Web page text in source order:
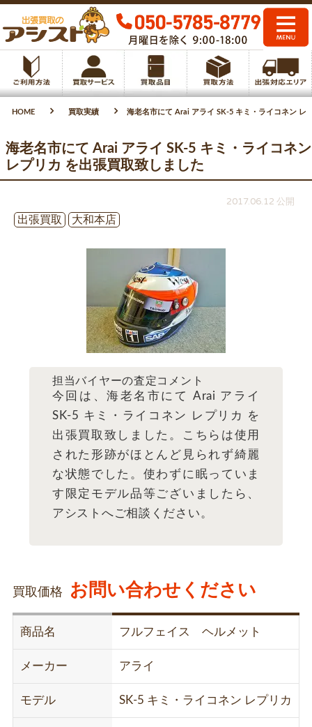
HOME 買取実績 海老名市にて Arai アライ SK-5 キミ・ライコネン レ
海老名市にて Arai アライ SK-5 キミ・ライコネン
レプリカ を出張買取致しました
2017.06.12 公開
出張買取
大和本店
担当バイヤーの査定コメント
今回は、海老名市にて Arai アライ
SK-5 キミ・ライコネン レプリカ を
出張買取致しました。こちらは使用
された形跡がほとんど見られず綺麗
な状態でした。使わずに眠っていま
す限定モデル品等ございましたら、
アシストへご相談ください。
買取価格 お問い合わせください
商品名 フルフェイス ヘルメット
メーカー アライ
モデル SK-5 キミ・ライコネン レプリカ